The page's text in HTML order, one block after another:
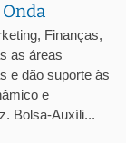
Finanças,
as áreas
e dão suporte às
e
Bolsa-Auxíli...